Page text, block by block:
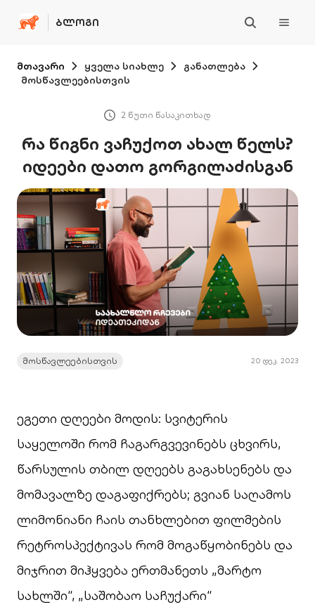
ᲑᲚᲝᲒᲘ
მთავარი ყველა სიახლე
განათლება
მოსწავლეებისთვის
2 წუთი წასაკითხად
რა წიგნი ვაჩუქოთ ახალ წელს?
იდეები დათო გორგილაძისგან
მოსწავლეებისთვის 20 დეკ. 2023
ეგეთი დღეები მოდის: სვიტერის
საყელოში რომ ჩაგარგვევინებს ცხვირს,
წარსულის თბილ დღეებს გაგახსენებს და
მომავალზე დაგაფიქრებს; გვიან საღამოს
ლიმონიანი ჩაის თანხლებით ფილმების
რეტროსპექტივას რომ მოგაწყობინებს და
მიჯრით მიჰყვება ერთმანეთს „მარტო
სახლში“, „საშობაო საჩუქარი“